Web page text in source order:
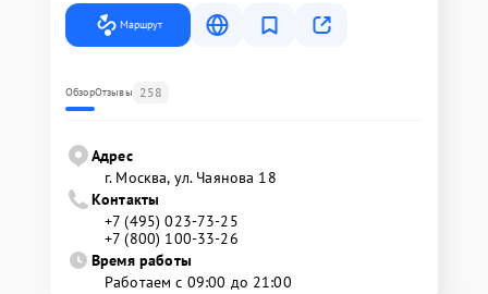
Маршрут
ОбзорОтзывы 258
Адрес
г. Москва, ул. Чаянова 18
Контакты
+7 (495) 023-73-25
+7 (800) 100-33-26
Время работы
Работаем с 09:00 до 21:00